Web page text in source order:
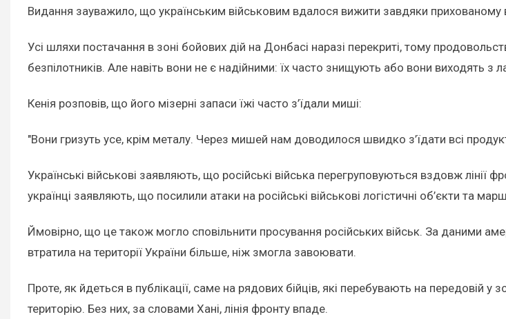
Видання зауважило, що українським військовим вдалося вижити завдяки прихованому
Усі шляхи постачання в зоні бойових дій на Донбасі наразі перекриті, тому
безпілотників. Але навіть вони не є надійними: їх часто знищують або вони виходять з
Кенія розповів, що його мізерні запаси їжі часто з’їдали миші:
"Вони гризуть усе, крім металу. Через мишей нам доводилося швидко з’їдати всі
Українські військові заявляють, що російські війська перегруповуються вздовж
українці заявляють, що посилили атаки на російські військові логістичні об’єкти та
Ймовірно, що це також могло сповільнити просування російських військ. За даними
втратила на території України більше, ніж змогла завоювати.
Проте, як йдеться в публікації, саме на рядових бійців, які перебувають на передовій
територію. Без них, за словами Хані, лінія фронту впаде.